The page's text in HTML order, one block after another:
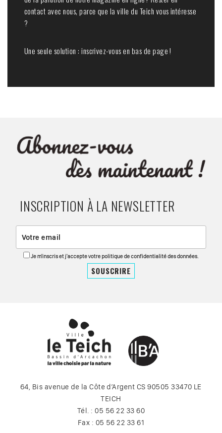
contact avec nous, parce que la ville du Teich vous intéresse
?
Une seule solution : inscrivez-vous en bas de page !
INSCRIPTION À LA NEWSLETTER
Je m'inscris et j'accepte votre politique de confidentialité des données.
64, Bis avenue de la Côte d’Argent CS 90505 33470 LE
TEICH
Tél. : 05 56 22 33 60
Fax : 05 56 22 33 61